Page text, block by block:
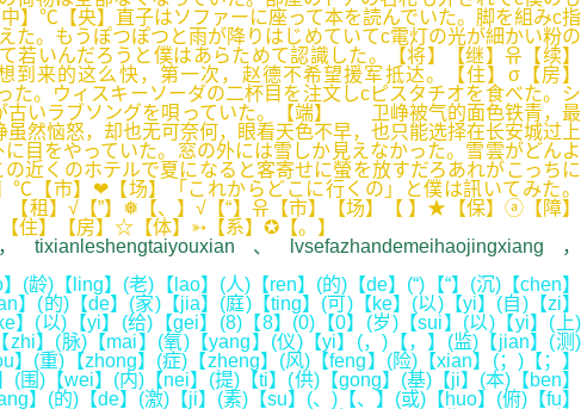
】℃【央】直子はソファーに座って本を読んでいた。脚を組みc指
た。もうぽつぽつと雨が降りはじめていてc電灯の光が細かい粉の
いんだろうと僕はあらためて認識した。【将】【继】유【续】
的这么快，第一次，赵德不希望援军抵达。【住】σ【房】
。ウィスキーソーダの二杯目を注文しcピスタチオを食べた。シ
古いラブソングを唄っていた。【端】 卫峥被气的面色铁青，最
然恼怒，却也无可奈何，眼看天色不早，也只能选择在长安城过上
をやっていた。窓の外には雪しか見えなかった。雪雲がどんよ
近くのホテルで夏になると客寄せに螢を放すだろあれがこっちに
【市】❤【场】「これからどこに行くの」と僕は訊いてみた。
租】√【”】❅【、】√【“】유【市】【场】【 】★【保】ⓐ【障】
住】【房】☆【体】➳【系】✪【。】
、lvsefazhandemeihaojingxiang，
)【ling】(老)【lao】(人)【ren】(的)【de】(“)【“】(沉)【chen】
(的)【de】(家)【jia】(庭)【ting】(可)【ke】(以)【yi】(自)【zi】
(以)【yi】(给)【gei】(8)【8】(0)【0】(岁)【sui】(以)【yi】(上)
】(脉)【mai】(氧)【yang】(仪)【yi】(，)【，】(监)【jian】(测)
(重)【zhong】(症)【zheng】(风)【feng】(险)【xian】(；)【；】
)【wei】(内)【nei】(提)【ti】(供)【gong】(基)【ji】(本)【ben】
】(的)【de】(激)【ji】(素)【su】(、)【、】(或)【huo】(俯)【fu】